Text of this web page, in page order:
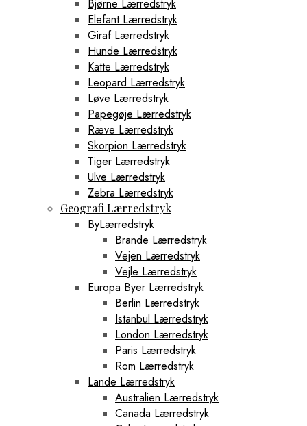
Bjørne Lærredstryk
Elefant Lærredstryk
Giraf Lærredstryk
Hunde Lærredstryk
Katte Lærredstryk
Leopard Lærredstryk
Løve Lærredstryk
Papegøje Lærredstryk
Ræve Lærredstryk
Skorpion Lærredstryk
Tiger Lærredstryk
Ulve Lærredstryk
Zebra Lærredstryk
Geografi Lærredstryk
ByLærredstryk
Brande Lærredstryk
Vejen Lærredstryk
Vejle Lærredstryk
Europa Byer Lærredstryk
Berlin Lærredstryk
Istanbul Lærredstryk
London Lærredstryk
Paris Lærredstryk
Rom Lærredstryk
Lande Lærredstryk
Australien Lærredstryk
Canada Lærredstryk